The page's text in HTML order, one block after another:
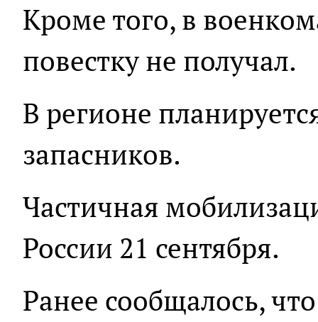
Кроме того, в
повестку не получал.
В регионе
запасников.
Частичная
России 21 сентября.
Ранее сообщалось,